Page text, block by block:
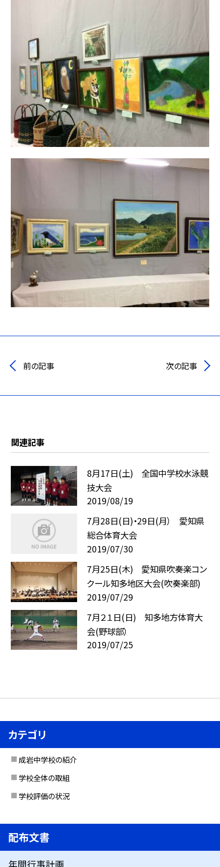
前の記事 次の記事
関連記事
8月17日(土) 全国中学校水泳競
技大会
2019/08/19
7月28日(日)・29日(月） 愛知県
総合体育大会
2019/07/30
7月25日(木) 愛知県吹奏楽コン
クール知多地区大会(吹奏楽部)
2019/07/29
7月２１日(日) 知多地方体育大
会(野球部）
2019/07/25
カテゴリ
成岩中学校の紹介
学校全体の取組
学校評価の状況
配布文書
年間行事計画